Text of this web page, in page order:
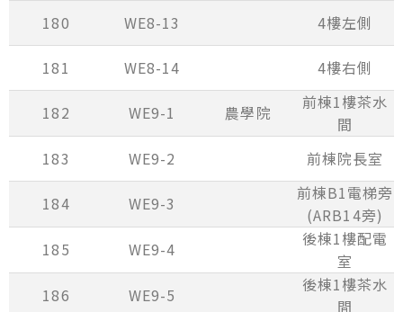
180
WE8-13 4樓左側
181 WE8-14 4樓右側
182 WE9-1 農學院
前棟1樓茶水
間
183
WE9-2 前棟院長室
184 WE9-3
前棟B1電梯旁
(ARB14旁)
185
WE9-4
後棟1樓配電
室
186
WE9-5
後棟1樓茶水
間